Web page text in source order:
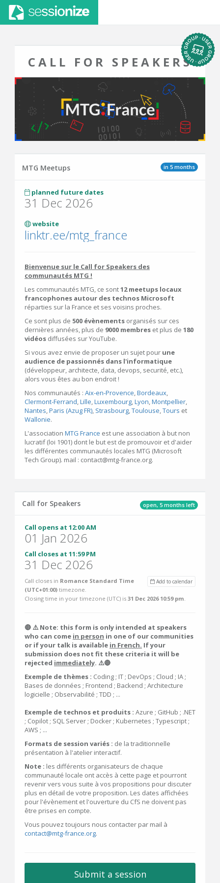
CALL FOR SPEAKERS
in 5 months
MTG Meetups
planned future dates
31 Dec 2026
website
linktr.ee/mtg_france
Bienvenue sur le Call for Speakers des
communautés MTG !
Les communautés MTG, ce sont12 meetups locaux
francophones autour des technos Microsoft
réparties sur la France et ses voisins proches.
Ce sont plus de 500 évènements organisés sur ces
dernières années, plus de 9000 membres et plus de 180
vidéos diffusées sur YouTube.
Si vous avez envie de proposer un sujet pour une
audience de passionnés dans l'informatique
(développeur, architecte, data, devops, securité, etc.),
alors vous êtes au bon endroit !
Nos communautés : Aix-en-Provence,Bordeaux,
Clermont-Ferrand,Lille,Luxembourg,Lyon,Montpellier,
Nantes,Paris (Azug FR), Strasbourg,Toulouse,Tours et
Wallonie.
L'association MTG France est une association à but non
lucratif (loi 1901) dont le but est de promouvoir et d'aider
les différentes communautés locales MTG (Microsoft
Tech Group). mail : contact@mtg-france.org.
open, 5 months left
Call for Speakers
Call opens at 12:00 AM
01 Jan 2026
Call closes at 11:59 PM
31 Dec 2026
Add to calendar
Call closes in Romance Standard Time
(UTC+01:00) timezone.
Closing time in your timezone (UTC) is 31 Dec 2026 10:59 pm.
🔴 ⚠️ Note: this form is only intended at speakers
who can come in person in one of our communities
or if your talk is available in French. If your
submission does not fit these criteria it will be
rejected immediately. ⚠️🔴
Exemple de thèmes : Coding ; IT ; DevOps ; Cloud ; IA ;
Bases de données ; Frontend ; Backend ; Architecture
logicielle ; Observabilité ; TDD ; ...
Exemple de technos et produits : Azure ; GitHub ; .NET
; Copilot ; SQL Server ; Docker ; Kubernetes ; Typescript ;
AWS ; ...
Formats de session variés : de la traditionnelle
présentation à l'atelier interactif.
Note : les différents organisateurs de chaque
communauté locale ont accès à cette page et pourront
revenir vers vous suite à vos propositions pour discuter
plus en détail de votre proposition. Les dates affichées
pour l'évènement et l'ouverture du CfS ne doivent pas
être prises en compte.
Vous pouvez toujours nous contacter par mail à
contact@mtg-france.org.
Submit a session